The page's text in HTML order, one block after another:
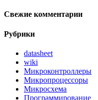
Свежие комментарии
Рубрики
datasheet
wiki
Микроконтроллеры
Микропроцессоры
Микросхема
Программирование